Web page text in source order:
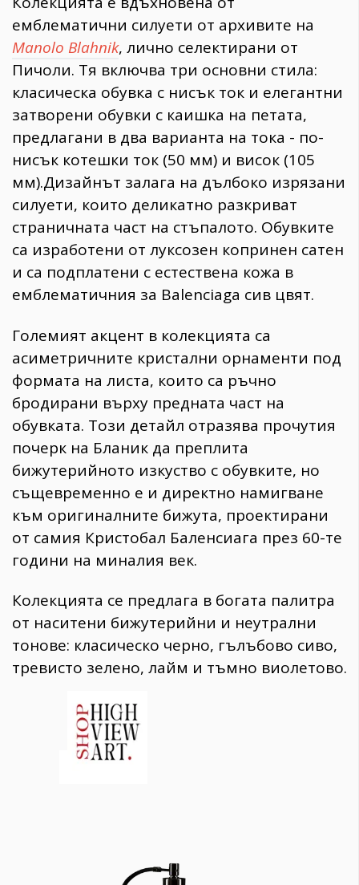
емблематични силуети от архивите на
Manolo Blahnik, лично селектирани от
Пичоли. Тя включва три основни стила:
класическа обувка с нисък ток и елегантни
затворени обувки с каишка на петата,
предлагани в два варианта на тока - по-
нисък котешки ток (50 мм) и висок (105
мм).​Дизайнът залага на дълбоко изрязани
силуети, които деликатно разкриват
страничната част на стъпалото. Обувките
са изработени от луксозен копринен сатен
и са подплатени с естествена кожа в
емблематичния за Balenciaga сив цвят.
​Големият акцент в колекцията са
асиметричните кристални орнаменти под
формата на листа, които са ръчно
бродирани върху предната част на
обувката. Този детайл отразява прочутия
почерк на Бланик да преплита
бижутерийното изкуство с обувките, но
същевременно е и директно намигване
към оригиналните бижута, проектирани
от самия Кристобал Баленсиага през 60-те
години на миналия век.
​Колекцията се предлага в богата палитра
от наситени бижутерийни и неутрални
тонове: класическо черно, гълъбово сиво,
тревисто зелено, ​лайм и ​тъмно виолетово.